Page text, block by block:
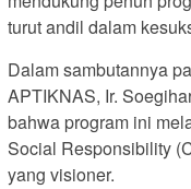
turut andil dalam
Dalam sambutannya
APTIKNAS, Ir.
bahwa program ini
Social Responsibility
yang visioner.